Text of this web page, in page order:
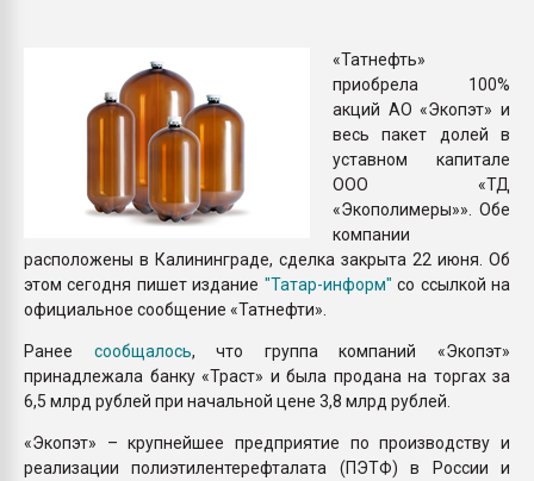
Всё, что касается
бутылок
ПЕРЕЙТИ НА
«Татнефть»
приобрела 100%
акций АО «Экопэт» и
весь пакет долей в
уставном капитале
ООО «ТД
«Экополимеры»». Обе
компании
расположены в Калининграде, сделка закрыта 22 июня. Об
этом сегодня пишет издание "Татар-информ" со ссылкой на
официальное сообщение «Татнефти».
Ранее сообщалось, что группа компаний «Экопэт»
принадлежала банку «Траст» и была продана на торгах за
6,5 млрд рублей при начальной цене 3,8 млрд рублей.
«Экопэт» – крупнейшее предприятие по производству и
реализации полиэтилентерефталата (ПЭТФ) в России и